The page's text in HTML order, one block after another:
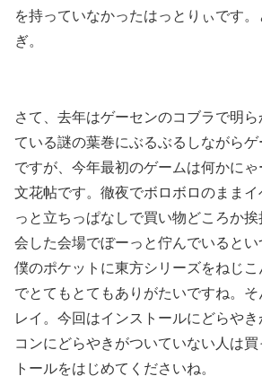
を持っていなかったはっとりぃです
ぎ。
さて、去年はゲーセンのコブラで明
ている謎の葉巻にぶるぶるしながら
ですが、今年最初のゲームは何かに
文花帖です。徹夜でボロボロのまま
っと立ちっぱなしで買い物どころか
会した会場でぼーっと佇んでいると
僕のポケットに東方シリーズをねじ
でとてもとてもありがたいですね。
レイ。今回はインストールにどらや
コンにどらやきがついていない人は
トールをはじめてくださいね。